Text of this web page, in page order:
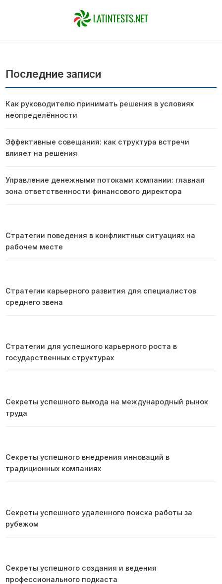
Последние записи
Как руководителю принимать решения в условиях
неопределённости
Эффективные совещания: как структура встречи
влияет на решения
Управление денежными потоками компании: главная
зона ответственности финансового директора
Стратегии поведения в конфликтных ситуациях на
рабочем месте
Стратегии карьерного развития для специалистов
среднего звена
Стратегии для успешного карьерного роста в
государственных структурах
Секреты успешного выхода на международный рынок
труда
Секреты успешного внедрения инноваций в
традиционных компаниях
Секреты успешного удаленного поиска работы за
рубежом
Секреты успешного создания и ведения
профессионального подкаста